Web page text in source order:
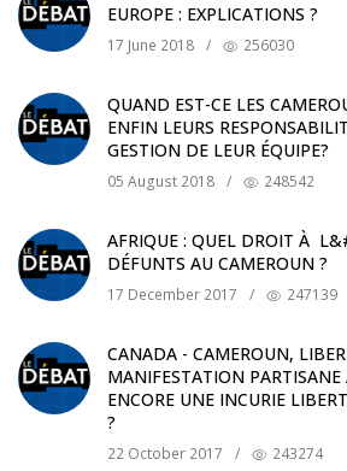
EUROPE : EXPLICATIONS ?
17 June 2018 / 256030
QUAND EST-CE LES
ENFIN LEURS
GESTION DE LEUR ÉQUIPE?
05 August 2018 / 248542
AFRIQUE : QUEL DROIT À
DÉFUNTS AU CAMEROUN ?
17 December 2017 / 247139
CANADA - CAMEROUN,
MANIFESTATION PARTISANE
ENCORE UNE INCURIE
?
22 October 2017 / 243274